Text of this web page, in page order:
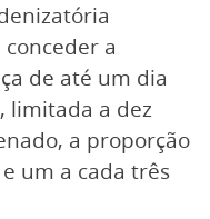
a
de até um dia
limitada a dez
a proporção
um a cada três